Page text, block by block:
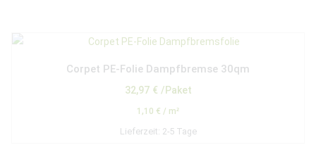
Corpet PE-Folie Dampfbremse 30qm
32,97 € /Paket
1,10 € / m²
Lieferzeit: 2-5 Tage